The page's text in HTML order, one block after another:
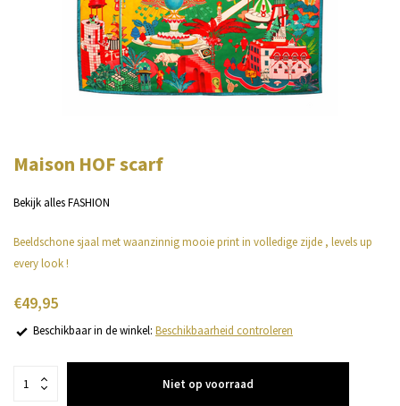
Maison HOF scarf
Bekijk alles FASHION
Beeldschone sjaal met waanzinnig mooie print in volledige zijde , levels up
every look !
€49,95
Beschikbaar in de winkel: Beschikbaarheid controleren
Niet op voorraad